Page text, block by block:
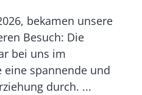
bekamen unsere
Besuch: Die
bei uns im
spannende und
durch. ...